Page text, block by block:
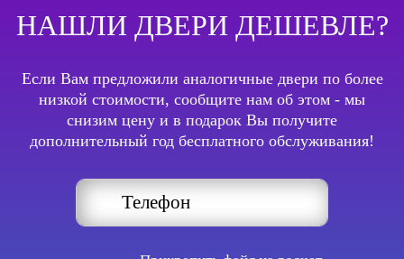
НАШЛИ ДВЕРИ ДЕШЕВЛЕ?
Если Вам предложили аналогичные двери по более
низкой стоимости, сообщите нам об этом - мы
снизим цену и в подарок Вы получите
дополнительный год бесплатного обслуживания!